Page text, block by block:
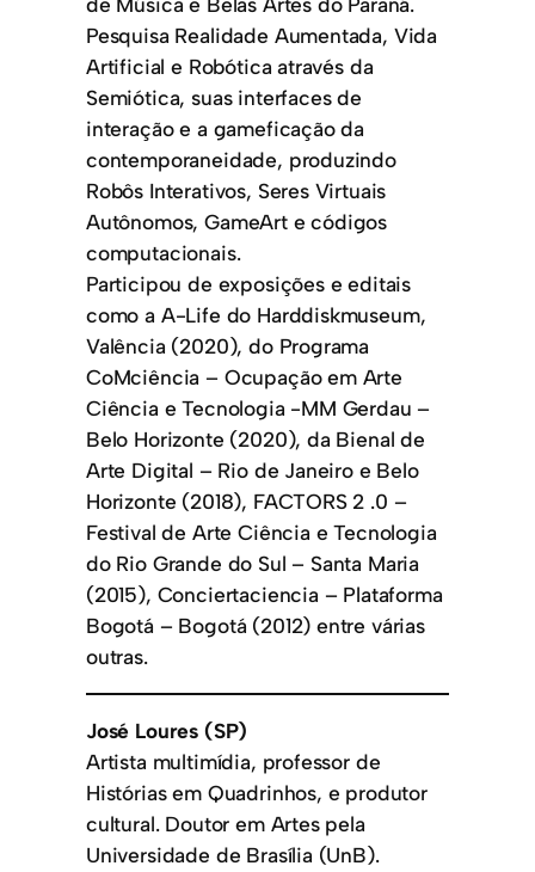
Pesquisa Realidade Aumentada, Vida
Artificial e Robótica através da
Semiótica, suas interfaces de
interação e a gameficação da
contemporaneidade, produzindo
Robôs Interativos, Seres Virtuais
Autônomos, GameArt e códigos
computacionais.
Participou de exposições e editais
como a A-Life do Harddiskmuseum,
Valência (2020), do Programa
CoMciência – Ocupação em Arte
Ciência e Tecnologia -MM Gerdau –
Belo Horizonte (2020), da Bienal de
Arte Digital – Rio de Janeiro e Belo
Horizonte (2018), FACTORS 2 .0 –
Festival de Arte Ciência e Tecnologia
do Rio Grande do Sul – Santa Maria
(2015), Conciertaciencia – Plataforma
Bogotá – Bogotá (2012) entre várias
outras.
José Loures (SP)
Artista multimídia, professor de
Histórias em Quadrinhos, e produtor
cultural. Doutor em Artes pela
Universidade de Brasília (UnB).